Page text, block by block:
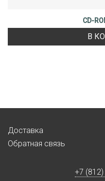
CD-
В
Доставка
Обратная связь
+7